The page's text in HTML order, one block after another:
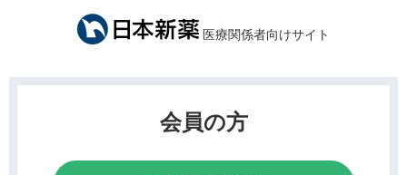
医療関係者向けサイト
会員の方